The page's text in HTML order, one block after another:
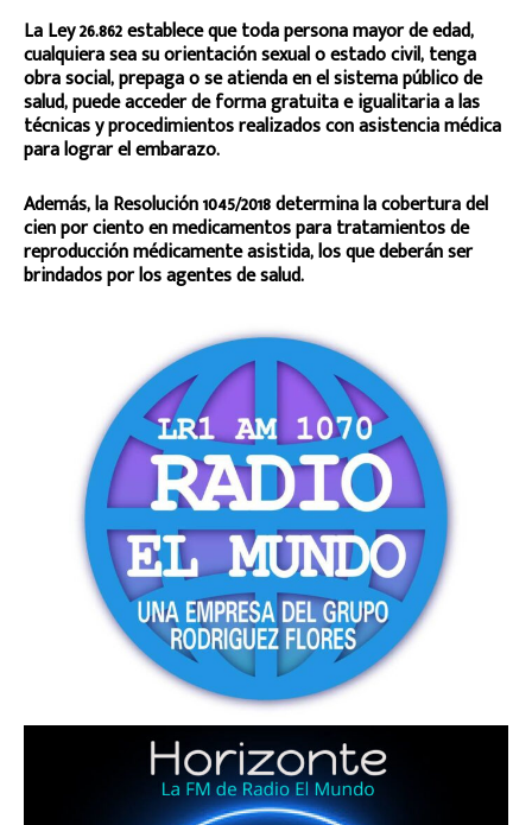
La Ley 26.862 establece que toda persona mayor de edad,
cualquiera sea su orientación sexual o estado civil, tenga
obra social, prepaga o se atienda en el sistema público de
salud, puede acceder de forma gratuita e igualitaria a las
técnicas y procedimientos realizados con asistencia médica
para lograr el embarazo.
Además, la Resolución 1045/2018 determina la cobertura del
cien por ciento en medicamentos para tratamientos de
reproducción médicamente asistida, los que deberán ser
brindados por los agentes de salud.